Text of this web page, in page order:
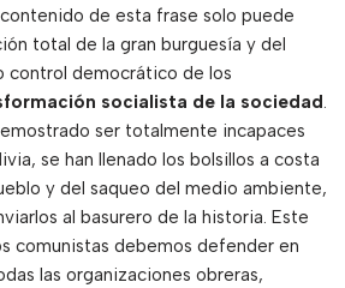
contenido de esta frase solo puede
total de la gran burguesía y del
control democrático de los
socialista de la sociedad .
ser totalmente incapaces
se han llenado los bolsillos a costa
y del saqueo del medio ambiente,
al basurero de la historia. Este
comunistas debemos defender en
las organizaciones obreras,